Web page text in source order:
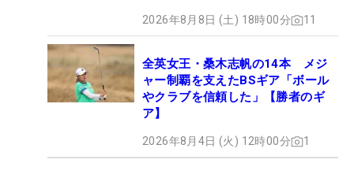
2026年8月8日 (土) 18時00分 11
全英女王・桑木志帆の14本 メジ
ャー制覇を支えたBSギア「ボール
やクラブを信頼した」【勝者のギ
ア】
2026年8月4日 (火) 12時00分 1